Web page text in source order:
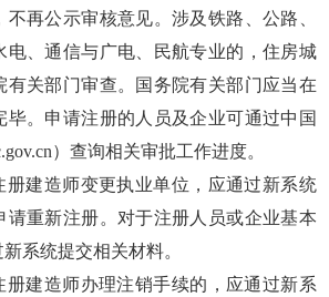
再公示审核意见。涉及铁路、公路、
电、通信与广电、民航专业的，住房城
有关部门审查。国务院有关部门应当在
毕。申请注册的人员及企业可通过中国
）查询相关审批工作进度。
建造师变更执业单位，应通过新系统
请重新注册。对于注册人员或企业基本
系统提交相关材料。
建造师办理注销手续的，应通过新系